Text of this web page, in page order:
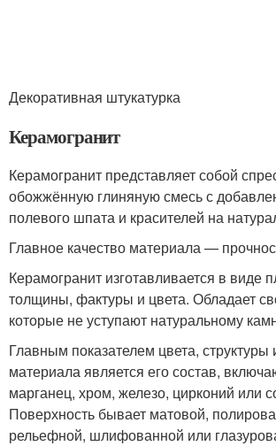
Декоративная штукатурка
Керамогранит
Керамогранит представляет собой
обожжённую глиняную смесь с
полевого шпата и красителей на
Главное качество материала —
Керамогранит изготавливается в виде
толщины, фактуры и цвета. Обладает
которые не уступают натуральному
Главным показателем цвета,
материала является его состав,
марганец, хром, железо, цирконий или
Поверхность бывает матовой,
рельефной, шлифованной или